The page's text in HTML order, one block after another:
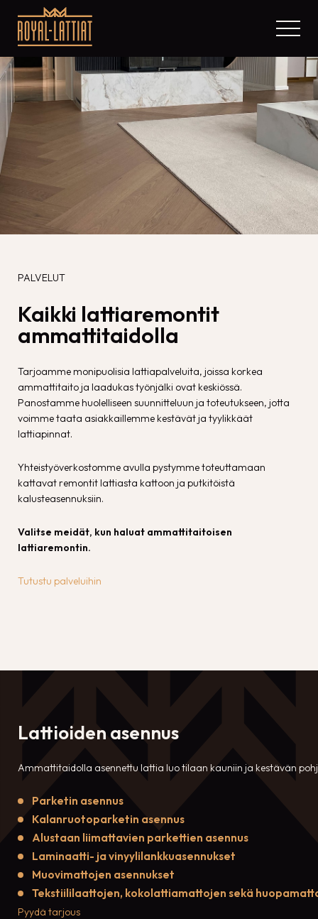
PALVELUT
Kaikki lattiaremontit
ammattitaidolla
Tarjoamme monipuolisia lattiapalveluita, joissa korkea
ammattitaito ja laadukas työnjälki ovat keskiössä.
Panostamme huolelliseen suunnitteluun ja toteutukseen, jotta
voimme taata asiakkaillemme kestävät ja tyylikkäät
lattiapinnat.
Yhteistyöverkostomme avulla pystymme toteuttamaan
kattavat remontit lattiasta kattoon ja putkitöistä
kalusteasennuksiin.
Valitse meidät, kun haluat ammattitaitoisen
lattiaremontin.
Tutustu palveluihin
Lattioiden asennus
Ammattitaidolla asennettu lattia luo tilaan kauniin ja kestävän
Parketin asennus
Kalanruotoparketin asennus
Alustaan liimattavien parkettien asennus
Laminaatti- ja vinyylilankkuasennukset
Muovimattojen asennukset
Tekstiililaattojen, kokolattiamattojen sekä
Pyydä tarjous